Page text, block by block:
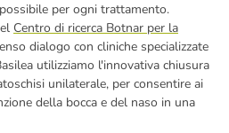
per ogni trattamento.
Centro di ricerca Botnar per la
dialogo con cliniche specializzate
utilizziamo l'innovativa chiusura
unilaterale, per consentire ai
della bocca e del naso in una